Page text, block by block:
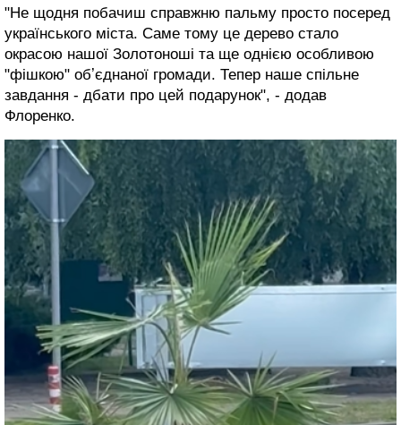
"Не щодня побачиш справжню пальму просто посеред
українського міста. Саме тому це дерево стало
окрасою нашої Золотоноші та ще однією особливою
"фішкою" обʼєднаної громади. Тепер наше спільне
завдання - дбати про цей подарунок", - додав
Флоренко.